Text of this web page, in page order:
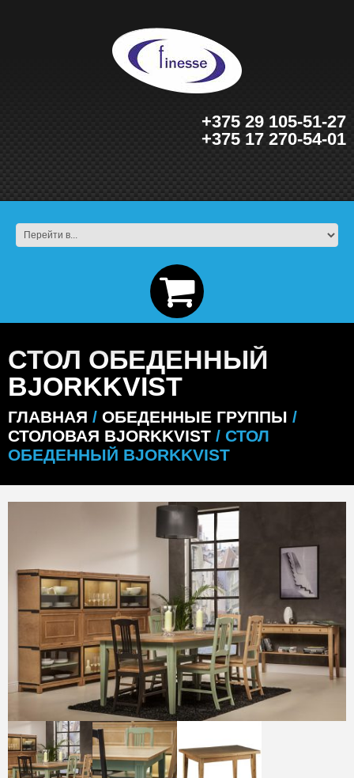
+375 29 105-51-27
+375 17 270-54-01
СТОЛ ОБЕДЕННЫЙ
BJORKKVIST
ГЛАВНАЯ / ОБЕДЕННЫЕ ГРУППЫ /
СТОЛОВАЯ BJORKKVIST / СТОЛ
ОБЕДЕННЫЙ BJORKKVIST